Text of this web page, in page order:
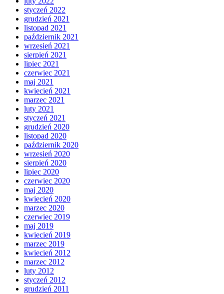
styczeń 2022
grudzień 2021
listopad 2021
październik 2021
wrzesień 2021
sierpień 2021
lipiec 2021
czerwiec 2021
maj 2021
kwiecień 2021
marzec 2021
luty 2021
styczeń 2021
grudzień 2020
listopad 2020
październik 2020
wrzesień 2020
sierpień 2020
lipiec 2020
czerwiec 2020
maj 2020
kwiecień 2020
marzec 2020
czerwiec 2019
maj 2019
kwiecień 2019
marzec 2019
kwiecień 2012
marzec 2012
luty 2012
styczeń 2012
grudzień 2011